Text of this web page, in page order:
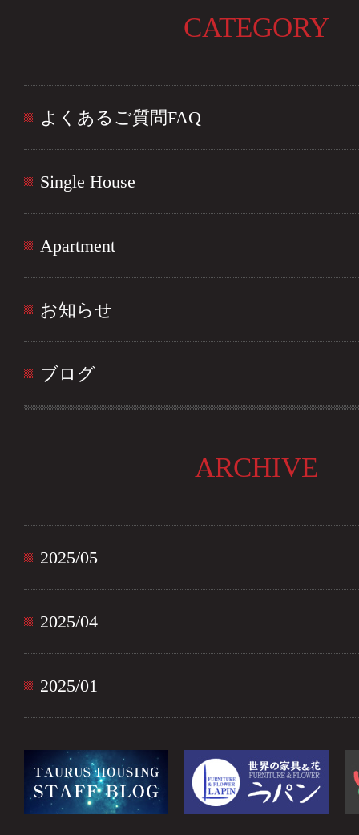
CATEGORY
よくあるご質問FAQ
Single House
Apartment
お知らせ
ブログ
ARCHIVE
2025/05
2025/04
2025/01